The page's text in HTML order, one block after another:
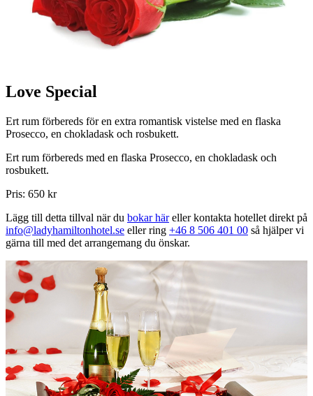
Love Special
Ert rum förbereds för en extra romantisk vistelse med en flaska
Prosecco, en chokladask och rosbukett.
Ert rum förbereds med en flaska Prosecco, en chokladask och
rosbukett.
Pris: 650 kr
Lägg till detta tillval när du bokar häreller kontakta hotellet direkt på
info@ladyhamiltonhotel.se eller ring +46 8 506 401 00 så hjälper vi
gärna till med det arrangemang du önskar.